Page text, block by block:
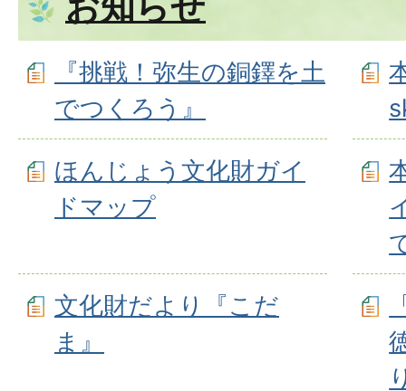
『挑戦！弥生の銅鐸を土
でつくろう』
ほんじょう文化財ガイ
ドマップ
文化財だより『こだ
ま』